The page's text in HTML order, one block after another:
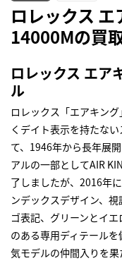
ロレックス
14000Mの買
ロレックス エア
ル
ロレックス「エアキン
くデイト表示を持たな
て、1946年から長年展
アルの一部としてAIR
了しましたが、2016年
ンデックスデザイン、
ゴ表記、グリーンとイ
のある専用ディテール
気モデルの仲間入りを果